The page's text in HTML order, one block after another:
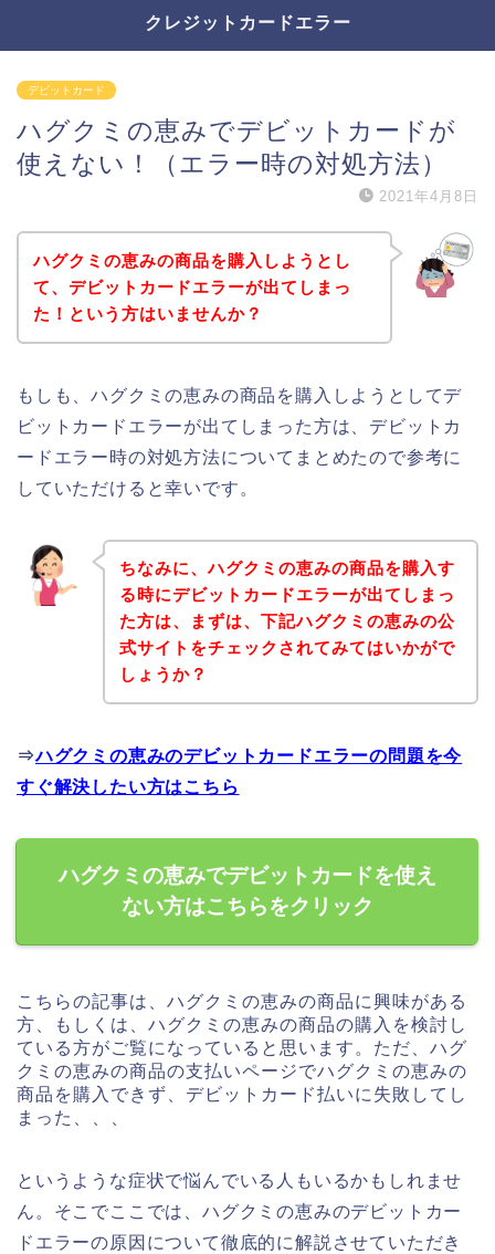
クレジットカードエラー
デビットカード
ハグクミの恵みでデビットカードが
使えない！（エラー時の対処方法）
2021年4月8日
ハグクミの恵みの商品を購入しようとし
て、デビットカードエラーが出てしまっ
た！という方はいませんか？
もしも、ハグクミの恵みの商品を購入しようとしてデ
ビットカードエラーが出てしまった方は、デビットカ
ードエラー時の対処方法についてまとめたので参考に
していただけると幸いです。
ちなみに、ハグクミの恵みの商品を購入す
る時にデビットカードエラーが出てしまっ
た方は、まずは、下記ハグクミの恵みの公
式サイトをチェックされてみてはいかがで
しょうか？
⇒ハグクミの恵みのデビットカードエラーの問題を今
すぐ解決したい方はこちら
ハグクミの恵みでデビットカードを使え
ない方はこちらをクリック
こちらの記事は、ハグクミの恵みの商品に興味がある
方、もしくは、ハグクミの恵みの商品の購入を検討し
ている方がご覧になっていると思います。ただ、ハグ
クミの恵みの商品の支払いページでハグクミの恵みの
商品を購入できず、デビットカード払いに失敗してし
まった、、、
というような症状で悩んでいる人もいるかもしれませ
ん。そこでここでは、ハグクミの恵みのデビットカー
ドエラーの原因について徹底的に解説させていただき